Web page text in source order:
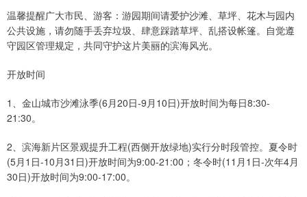
温馨提醒广大市民、游客：游园期间请爱护沙滩、草坪、花木与园内
公共设施，请勿随手丢弃垃圾、肆意踩踏草坪、乱搭设帐篷。自觉遵
守园区管理规定，共同守护这片美丽的滨海风光。
开放时间
1、金山城市沙滩泳季(6月20日-9月10日)开放时间为每日8:30-
21:30。
2、滨海新片区景观提升工程(西侧开放绿地)实行分时段管控。夏令时
(5月1日-10月31日)开放时间为9:00-21:00；冬令时(11月1日-次年4月
30日)开放时间为9:00-17:00。